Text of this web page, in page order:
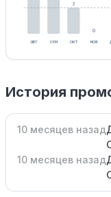
авг сен
3
окт
0
ноя
История
10 месяцев назад
10 месяцев назад